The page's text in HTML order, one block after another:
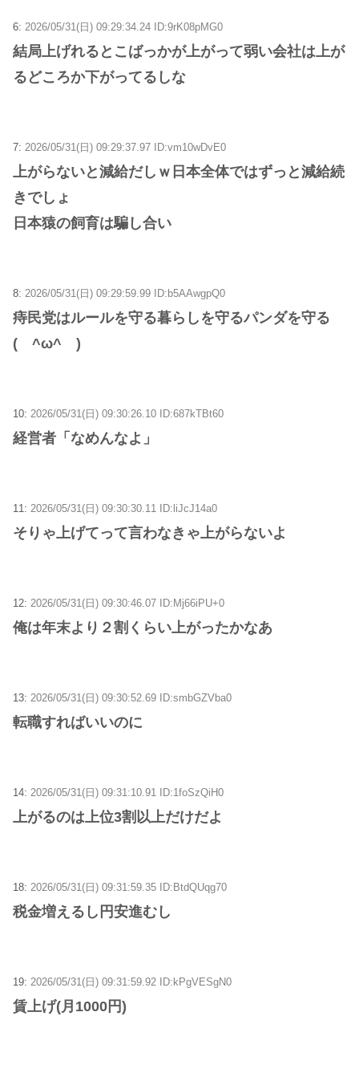
6: 2026/05/31(日) 09:29:34.24 ID:9rK08pMG0
結局上げれるとこばっかが上がって弱い会社は上が
るどころか下がってるしな
7: 2026/05/31(日) 09:29:37.97 ID:vm10wDvE0
上がらないと減給だしｗ日本全体ではずっと減給続
きでしょ
日本猿の飼育は騙し合い
8: 2026/05/31(日) 09:29:59.99 ID:b5AAwgpQ0
痔民党はルールを守る暮らしを守るパンダを守る
( ^ω^ )
10: 2026/05/31(日) 09:30:26.10 ID:687kTBt60
経営者「なめんなよ」
11: 2026/05/31(日) 09:30:30.11 ID:liJcJ14a0
そりゃ上げてって言わなきゃ上がらないよ
12: 2026/05/31(日) 09:30:46.07 ID:Mj66iPU+0
俺は年末より２割くらい上がったかなあ
13: 2026/05/31(日) 09:30:52.69 ID:smbGZVba0
転職すればいいのに
14: 2026/05/31(日) 09:31:10.91 ID:1foSzQiH0
上がるのは上位3割以上だけだよ
18: 2026/05/31(日) 09:31:59.35 ID:BtdQUqg70
税金増えるし円安進むし
19: 2026/05/31(日) 09:31:59.92 ID:kPgVESgN0
賃上げ(月1000円)